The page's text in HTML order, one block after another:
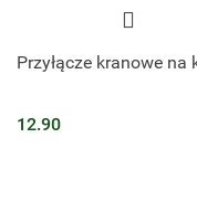
Przyłącze kranowe
12.90